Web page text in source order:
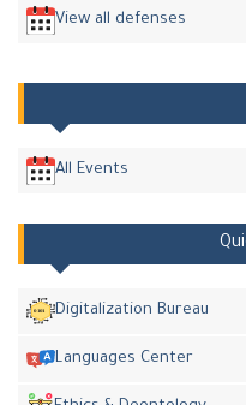
View all defenses
All Events
Digitalization Bureau
Languages Center